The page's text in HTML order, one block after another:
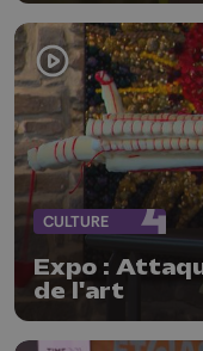
CULTURE
Expo :
de l'art